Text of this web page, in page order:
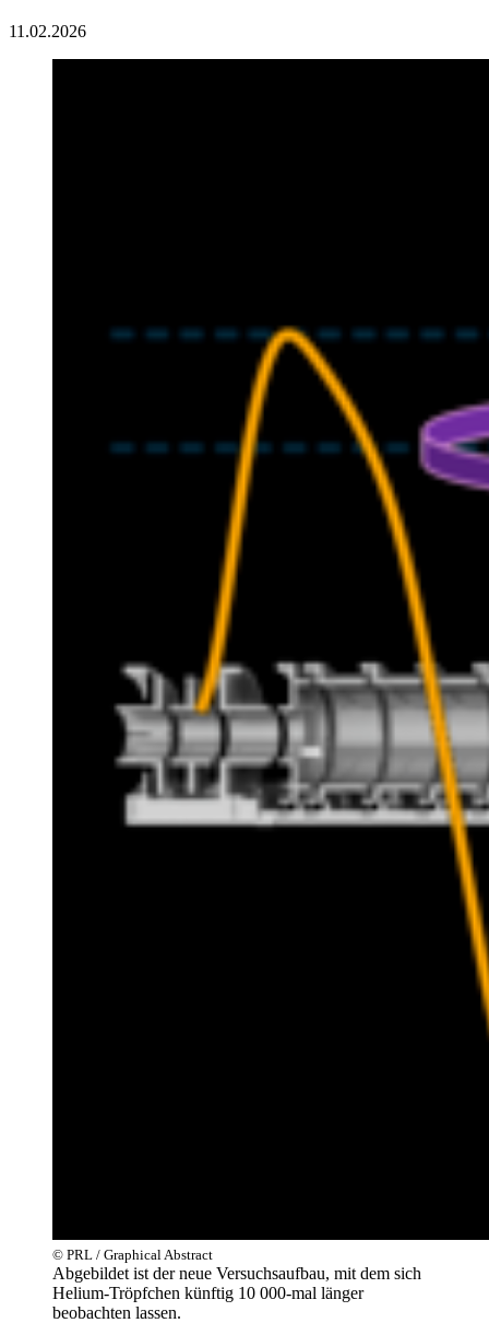
11.02.2026
© PRL / Graphical Abstract
Abgebildet ist der neue Versuchsaufbau, mit dem sich
Helium-Tröpfchen künftig 10 000-mal länger
beobachten lassen.